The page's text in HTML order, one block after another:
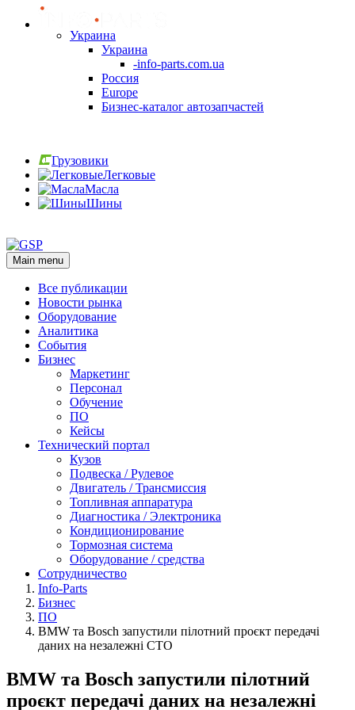
Украина
Украина
-info-parts.com.ua
Россия
Europe
Бизнес-каталог автозапчастей
Грузовики
Легковые
Масла
Шины
Main menu
Все публикации
Новости рынка
Оборудование
Аналитика
События
Бизнес
Маркетинг
Персонал
Обучение
ПО
Кейсы
Технический портал
Кузов
Подвеска / Рулевое
Двигатель / Трансмиссия
Топливная аппаратура
Диагностика / Электроника
Кондиционирование
Тормозная система
Оборудование / средства
Сотрудничество
Info-Parts
Бизнес
ПО
BMW та Bosch запустили пілотний проєкт передачі
даних на незалежні СТО
BMW та Bosch запустили пілотний
проєкт передачі даних на незалежні